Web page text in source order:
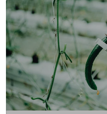
災害対策
職場環境整備
地域共創・地方創生
セキュリティ対策
遠隔監視
顧客体験（CX）改善